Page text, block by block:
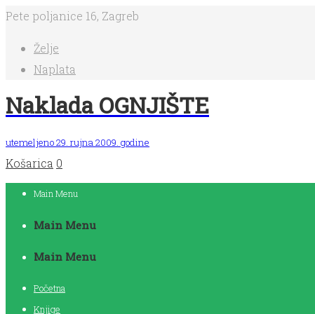
Pete poljanice 16, Zagreb
Želje
Naplata
Naklada OGNJIŠTE
utemeljeno 29. rujna 2009. godine
Košarica 0
Main Menu
Main Menu
Main Menu
Početna
Knjige